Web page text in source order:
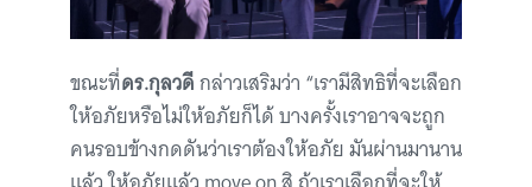
ขณะที่ดร.กุลวดีกล่าวเสริมว่า “เรามีสิทธิที่จะเลือก
ให้อภัยหรือไม่ให้อภัยก็ได้ บางครั้งเราอาจจะถูก
คนรอบข้างกดดันว่าเราต้องให้อภัย มันผ่านมานาน